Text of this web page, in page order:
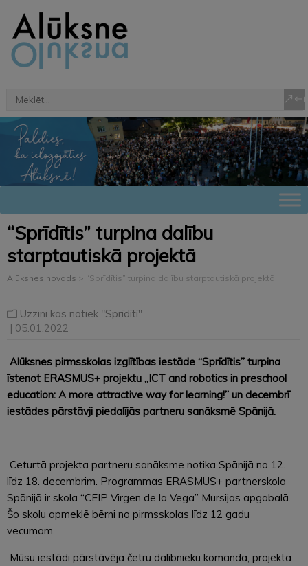
“Sprīdītis” turpina dalību
starptautiskā projektā
Alūksnes novads > “Sprīdītis” turpina dalību starptautiskā projektā
Uzzini kas notiek "Sprīdītī"
| 05.01.2022
Alūksnes pirmsskolas izglītības iestāde “Sprīdītis” turpina
īstenot ERASMUS+ projektu „ICT and robotics in preschool
education: A more attractive way for learning!” un decembrī
iestādes pārstāvji piedalījās partneru sanāksmē Spānijā.
Ceturtā projekta partneru sanāksme notika Spānijā no 12.
līdz 18. decembrim. Programmas ERASMUS+ partnerskola
Spānijā ir skola “CEIP Virgen de la Vega” Mursijas apgabalā.
Šo skolu apmeklē bērni no pirmsskolas līdz 12 gadu
vecumam.
Mūsu iestādi pārstāvēja četru dalībnieku komanda, projekta